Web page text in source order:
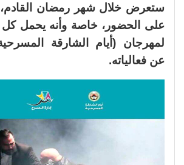
ستعرض خلال شهر رمضان
على الحضور، خاصة وأنه يحمل كل
لمهرجان (أيام الشارقة
عن فعالياته.